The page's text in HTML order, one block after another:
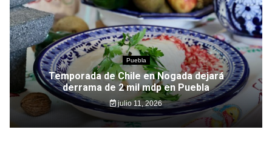
Puebla
Temporada de Chile en Nogada dejará
derrama de 2 mil mdp en Puebla
julio 11, 2026